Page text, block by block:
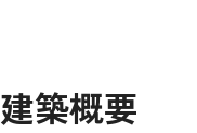
建築概要